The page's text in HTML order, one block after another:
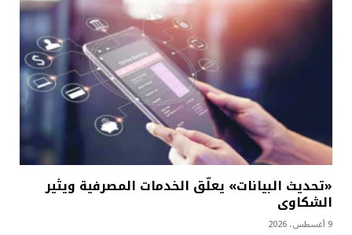
«تحديث البيانات» يعلّق الخدمات المصرفية ويثير
الشكاوى
9 أغسطس، 2026